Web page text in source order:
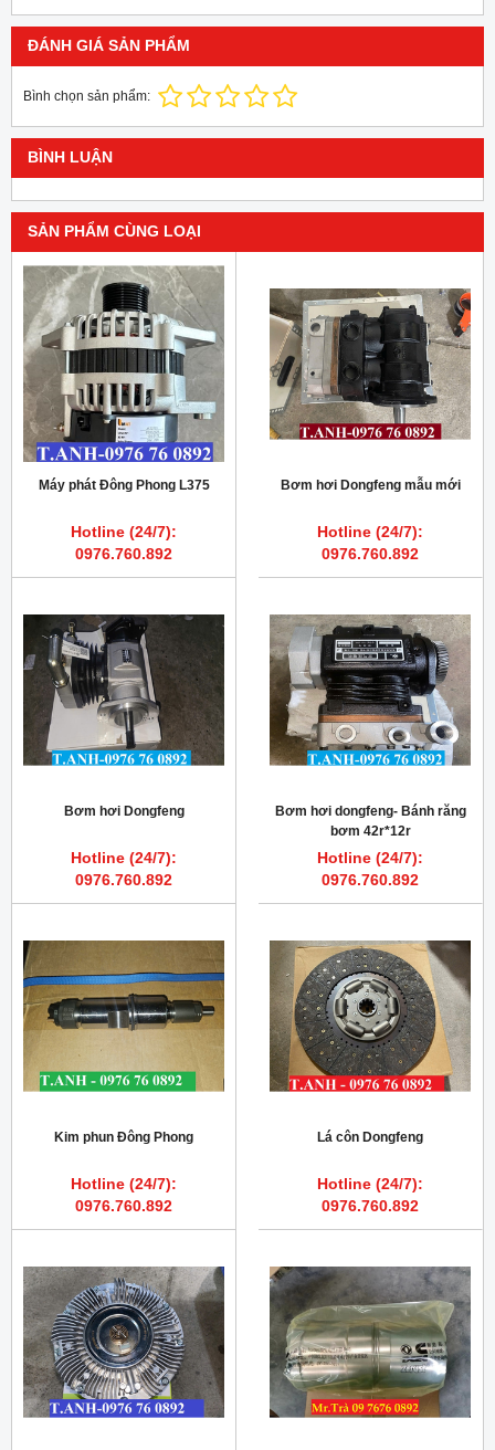
ĐÁNH GIÁ SẢN PHẨM
Bình chọn sản phẩm:
BÌNH LUẬN
SẢN PHẨM CÙNG LOẠI
Máy phát Đông Phong L375
Hotline (24/7):
0976.760.892
Bơm hơi Dongfeng mẫu mới
Hotline (24/7):
0976.760.892
Bơm hơi Dongfeng
Hotline (24/7):
0976.760.892
Bơm hơi dongfeng- Bánh răng
bơm 42r*12r
Hotline (24/7):
0976.760.892
Kim phun Đông Phong
Hotline (24/7):
0976.760.892
Lá côn Dongfeng
Hotline (24/7):
0976.760.892